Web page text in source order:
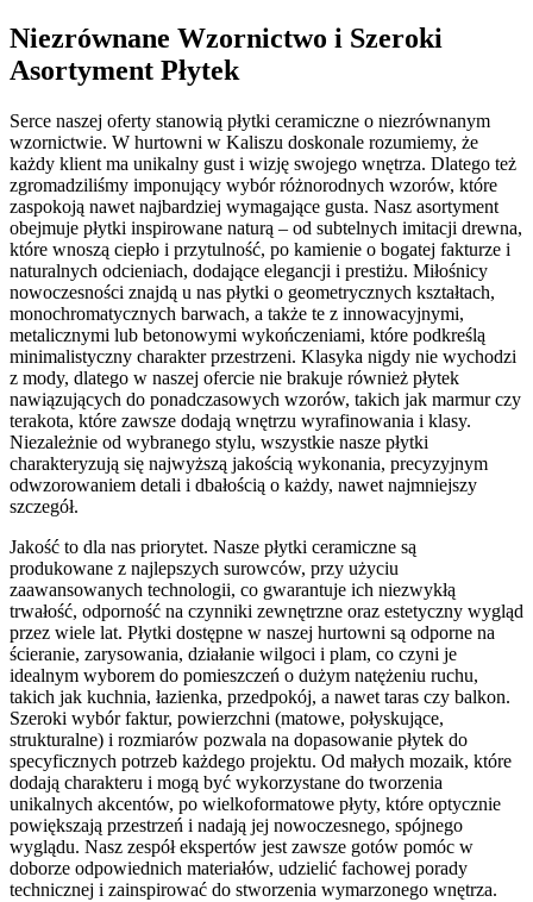
Niezrównane Wzornictwo i Szeroki
Asortyment Płytek
Serce naszej oferty stanowią płytki ceramiczne o niezrównanym
wzornictwie. W hurtowni w Kaliszu doskonale rozumiemy, że
każdy klient ma unikalny gust i wizję swojego wnętrza. Dlatego też
zgromadziliśmy imponujący wybór różnorodnych wzorów, które
zaspokoją nawet najbardziej wymagające gusta. Nasz asortyment
obejmuje płytki inspirowane naturą – od subtelnych imitacji drewna,
które wnoszą ciepło i przytulność, po kamienie o bogatej fakturze i
naturalnych odcieniach, dodające elegancji i prestiżu. Miłośnicy
nowoczesności znajdą u nas płytki o geometrycznych kształtach,
monochromatycznych barwach, a także te z innowacyjnymi,
metalicznymi lub betonowymi wykończeniami, które podkreślą
minimalistyczny charakter przestrzeni. Klasyka nigdy nie wychodzi
z mody, dlatego w naszej ofercie nie brakuje również płytek
nawiązujących do ponadczasowych wzorów, takich jak marmur czy
terakota, które zawsze dodają wnętrzu wyrafinowania i klasy.
Niezależnie od wybranego stylu, wszystkie nasze płytki
charakteryzują się najwyższą jakością wykonania, precyzyjnym
odwzorowaniem detali i dbałością o każdy, nawet najmniejszy
szczegół.
Jakość to dla nas priorytet. Nasze płytki ceramiczne są
produkowane z najlepszych surowców, przy użyciu
zaawansowanych technologii, co gwarantuje ich niezwykłą
trwałość, odporność na czynniki zewnętrzne oraz estetyczny wygląd
przez wiele lat. Płytki dostępne w naszej hurtowni są odporne na
ścieranie, zarysowania, działanie wilgoci i plam, co czyni je
idealnym wyborem do pomieszczeń o dużym natężeniu ruchu,
takich jak kuchnia, łazienka, przedpokój, a nawet taras czy balkon.
Szeroki wybór faktur, powierzchni (matowe, połyskujące,
strukturalne) i rozmiarów pozwala na dopasowanie płytek do
specyficznych potrzeb każdego projektu. Od małych mozaik, które
dodają charakteru i mogą być wykorzystane do tworzenia
unikalnych akcentów, po wielkoformatowe płyty, które optycznie
powiększają przestrzeń i nadają jej nowoczesnego, spójnego
wyglądu. Nasz zespół ekspertów jest zawsze gotów pomóc w
doborze odpowiednich materiałów, udzielić fachowej porady
technicznej i zainspirować do stworzenia wymarzonego wnętrza.